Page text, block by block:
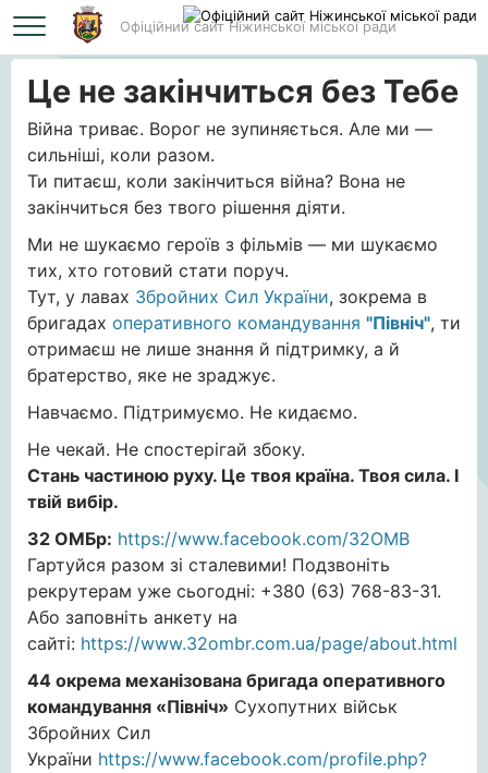
Офіційний сайт Ніжинської міської ради
Головна Це не закінчиться без Тебе
Це не закінчиться без Тебе
Війна триває. Ворог не зупиняється. Але ми —
сильніші, коли разом.
Ти питаєш, коли закінчиться війна? Вона не
закінчиться без твого рішення діяти.
Ми не шукаємо героїв з фільмів — ми шукаємо
тих, хто готовий стати поруч.
Тут, у лавах Збройних Сил України, зокрема в
бригадах оперативного командування "Північ", ти
отримаєш не лише знання й підтримку, а й
братерство, яке не зраджує.
Навчаємо. Підтримуємо. Не кидаємо.
Не чекай. Не спостерігай збоку.
Стань частиною руху. Це твоя країна. Твоя сила. І
твій вибір.
32 ОМБр: https://www.facebook.com/32OMB
Гартуйся разом зі сталевими! Подзвоніть
рекрутерам уже сьогодні: +380 (63) 768-83-31.
Або заповніть анкету на
сайті: https://www.32ombr.com.ua/page/about.html
44 окрема механізована бригада оперативного
командування «Північ» Сухопутних військ
Збройних Сил
України https://www.facebook.com/profile.php?